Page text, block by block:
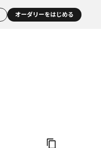
オーダリーをはじめる